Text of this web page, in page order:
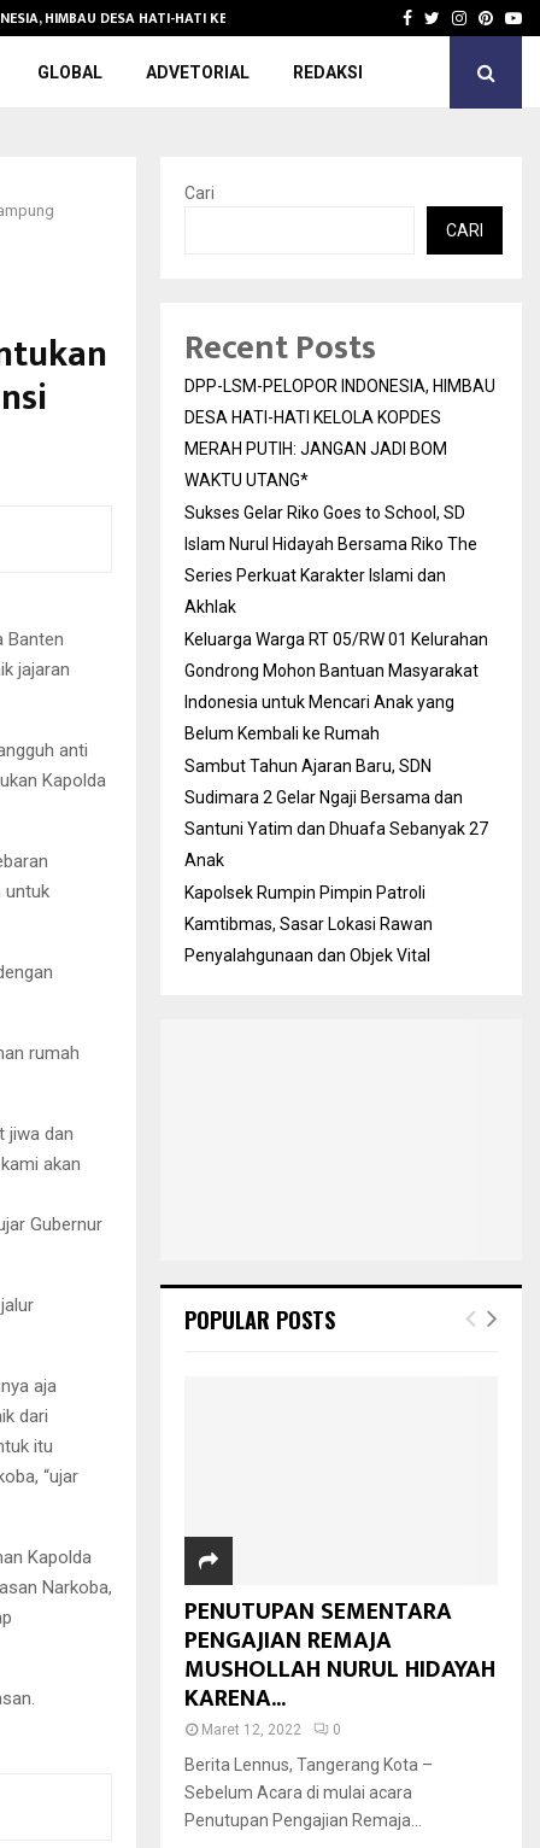
HIMBAU DESA HATI-HATI KELOLA KOPDES… Sukses
Facebook
Twitter
GLOBAL ADVETORIAL REDAKSI
Banten
jajaran
anti
Kapolda
untuk
rumah
jiwa dan
akan
Gubernur
aja
dari
itu
“ujar
Kapolda
Narkoba,
Cari
CARI
Recent Posts
DPP-LSM-PELOPOR INDONESIA, HIMBAU
DESA HATI-HATI KELOLA KOPDES
MERAH PUTIH: JANGAN JADI BOM
WAKTU UTANG*
Sukses Gelar Riko Goes to School, SD
Islam Nurul Hidayah Bersama Riko The
Series Perkuat Karakter Islami dan
Akhlak
Keluarga Warga RT 05/RW 01 Kelurahan
Gondrong Mohon Bantuan Masyarakat
Indonesia untuk Mencari Anak yang
Belum Kembali ke Rumah
Sambut Tahun Ajaran Baru, SDN
Sudimara 2 Gelar Ngaji Bersama dan
Santuni Yatim dan Dhuafa Sebanyak 27
Anak
Kapolsek Rumpin Pimpin Patroli
Kamtibmas, Sasar Lokasi Rawan
Penyalahgunaan dan Objek Vital
POPULAR POSTS
PENUTUPAN SEMENTARA
PENGAJIAN REMAJA
MUSHOLLAH NURUL HIDAYAH
KARENA...
Maret 12, 2022 0
Berita Lennus, Tangerang Kota –
Sebelum Acara di mulai acara
Penutupan Pengajian Remaja...